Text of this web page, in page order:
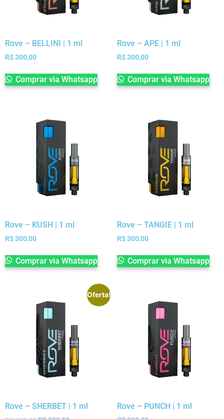
Rove – BELLINI | 1 ml
R$300,00
Comprar via Whatsapp
Rove – APE | 1 ml
R$300,00
Comprar via Whatsapp
Rove – KUSH | 1 ml
R$300,00
Comprar via Whatsapp
Rove – TANGIE | 1 ml
R$300,00
Comprar via Whatsapp
Oferta!
Rove – SHERBET | 1 ml Rove – PUNCH | 1 ml